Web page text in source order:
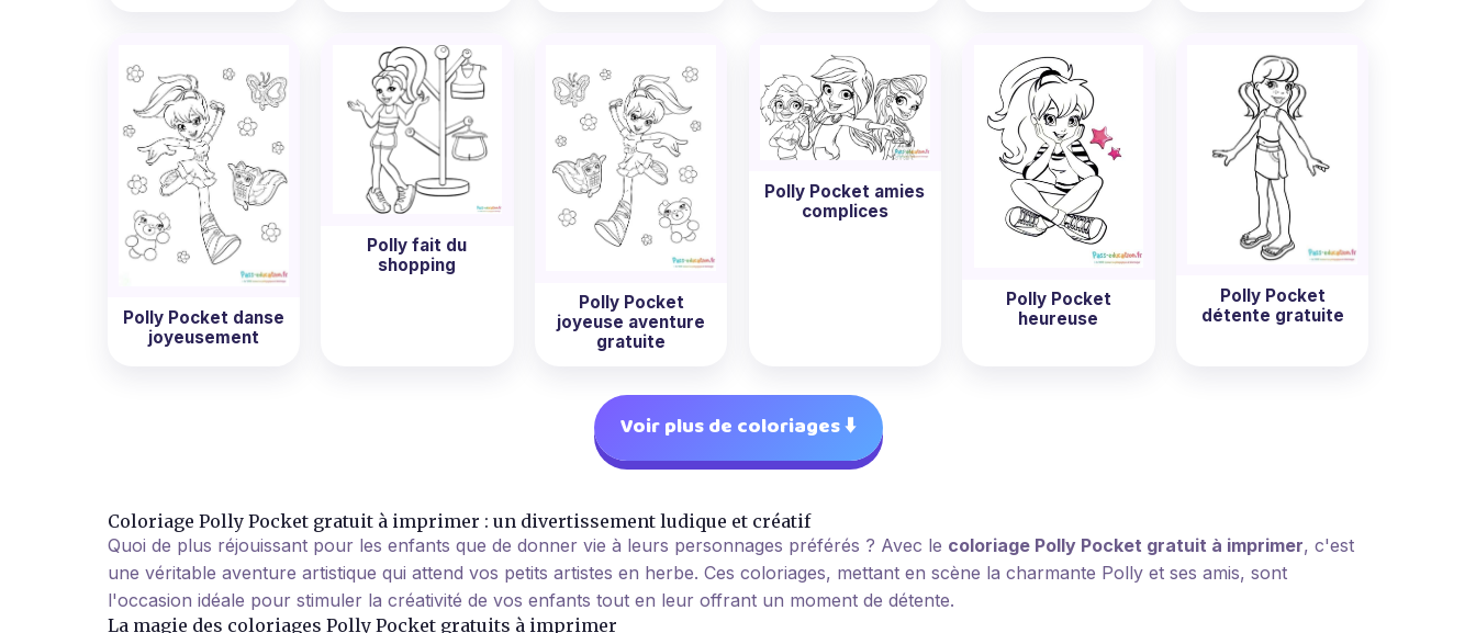
Polly Pocket danse
joyeusement
Polly fait du
shopping
Polly Pocket
joyeuse aventure
gratuite
Polly Pocket amies
complices
Polly Pocket
heureuse
Polly Pocket
détente gratuite
Voir plus de coloriages ⬇️
Coloriage Polly Pocket gratuit à imprimer : un divertissement ludique et créatif
Quoi de plus réjouissant pour les enfants que de donner vie à leurs personnages préférés ? Avec le coloriage Polly Pocket gratuit à imprimer, c'est
une véritable aventure artistique qui attend vos petits artistes en herbe. Ces coloriages, mettant en scène la charmante Polly et ses amis, sont
l'occasion idéale pour stimuler la créativité de vos enfants tout en leur offrant un moment de détente.
La magie des coloriages Polly Pocket gratuits à imprimer